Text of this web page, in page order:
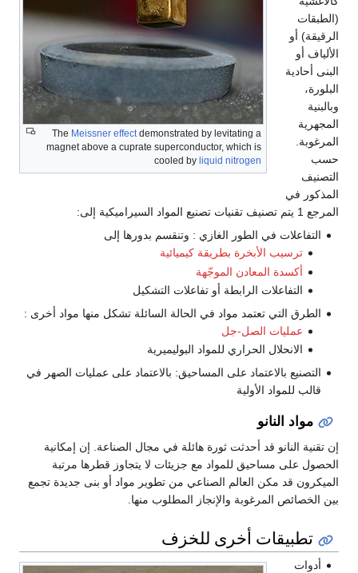
The Meissner effectdemonstrated by levitating a
magnet above a cuprate superconductor, which is
cooled by liquid nitrogen
(الطبقات
الرقيقة) أو
الألياف أو
البنى أحادية
البلورة،
وبالبنية
المجهرية
المرغوبة.
حسب
التصنيف
المذكور في
المرجع 1 يتم تصنيف تقنيات تصنيع المواد السيراميكية إلى:
التفاعلات في الطور الغازي : وتنقسم بدورها إلى
ترسيب الأبخرة بطريقة كيميائية
أكسدة المعادن الموجّهة
التفاعلات الرابطة أو تفاعلات التشكيل
الطرق التي تعتمد مواد في الحالة السائلة تشكل منها مواد أخرى :
عمليات الصل-جل
الانحلال الحراري للمواد البوليميرية
التصنيع بالاعتماد على المساحيق: بالاعتماد على عمليات الصهر في
قالب للمواد الأولية
مواد النانو
إن تقنية النانو قد أحدثت ثورة هائلة في مجال الصناعة. إن إمكانية
الحصول على مساحيق للمواد مع جزيئات لا يتجاوز قطرها مرتبة
الميكرون قد مكن العالم الصناعي من تطوير مواد أو بنى جديدة تجمع
بين الخصائص المرغوبة والإنجاز المطلوب منها.
تطبيقات أخرى للخزف
أدوات